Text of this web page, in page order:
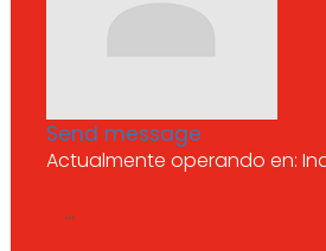
Send message
Actualmente operando en:
...